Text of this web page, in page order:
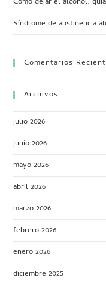
Síndrome de abstinencia
Comentarios
Archivos
julio 2026
junio 2026
mayo 2026
abril 2026
marzo 2026
febrero 2026
enero 2026
diciembre 2025